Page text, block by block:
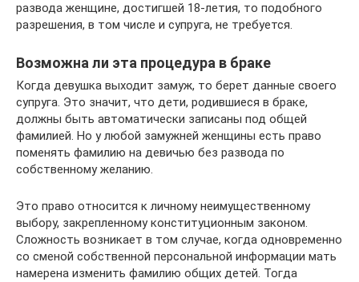
развода женщине, достигшей 18-летия, то подобного
разрешения, в том числе и супруга, не требуется.
Возможна ли эта процедура в браке
Когда девушка выходит замуж, то берет данные своего
супруга. Это значит, что дети, родившиеся в браке,
должны быть автоматически записаны под общей
фамилией. Но у любой замужней женщины есть право
поменять фамилию на девичью без развода по
собственному желанию.
Это право относится к личному неимущественному
выбору, закрепленному конституционным законом.
Сложность возникает в том случае, когда одновременно
со сменой собственной персональной информации мать
намерена изменить фамилию общих детей. Тогда